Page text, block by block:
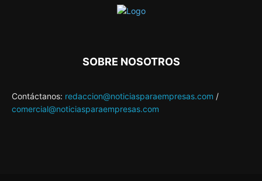
SOBRE NOSOTROS
Contáctanos: redaccion@noticiasparaempresas.com /
comercial@noticiasparaempresas.com